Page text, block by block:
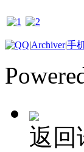
|Archiver|手
返回